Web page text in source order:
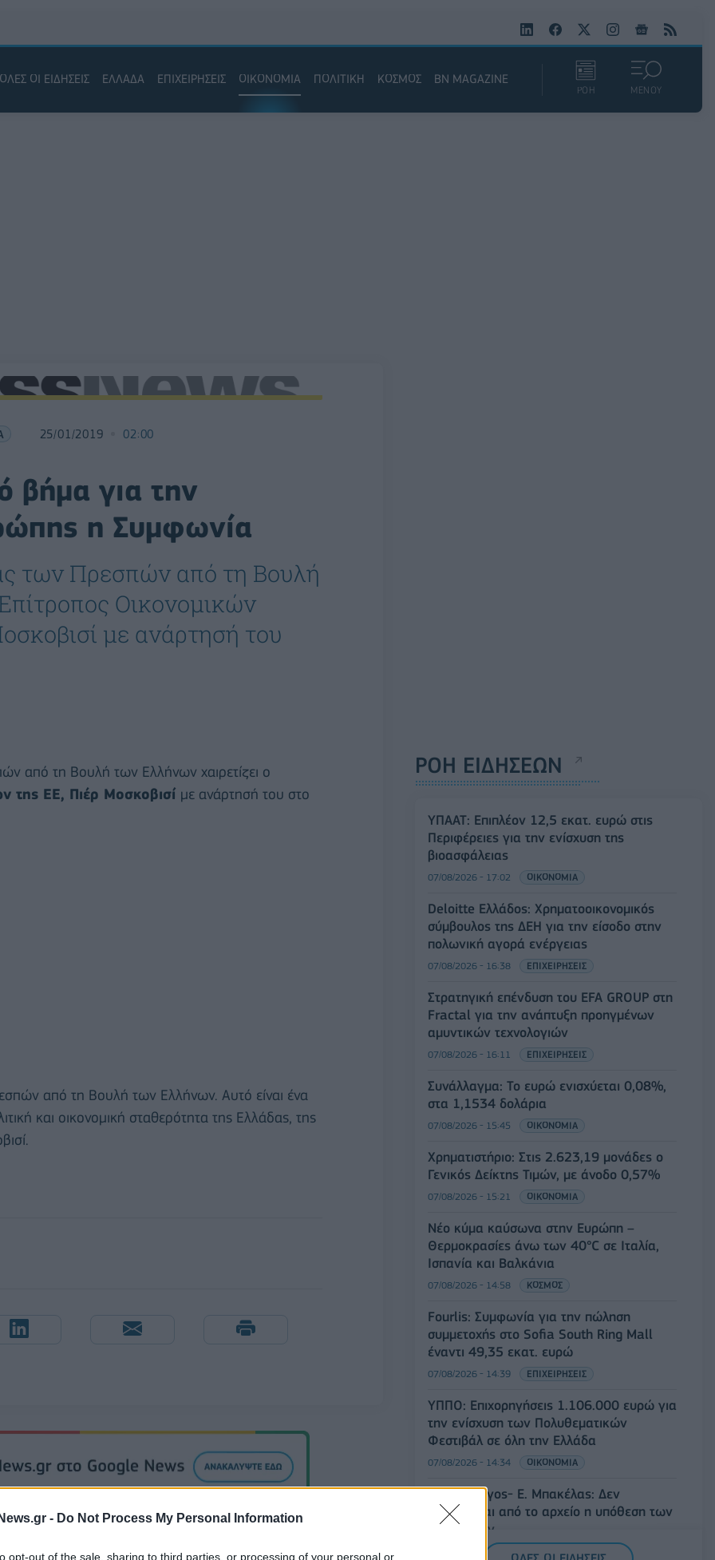
- Do Not Process My Personal Information
opt-out of the sale, sharing to third parties, or processing of your personal or
ΟΛΕΣ ΟΙ ΕΙΔΗΣΕΙΣ ΕΛΛΑΔΑ ΕΠΙΧΕΙΡΗΣΕΙΣ ΟΙΚΟΝΟΜΙΑ ΠΟΛΙΤΙΚΗ ΚΟΣΜΟΣ BN MAGAZINE
ΡΟΗ ΜΕΝΟΥ
25/01/2019 02:00
βήμα για την
η Συμφωνία
των Πρεσπών από τη Βουλή
Οικονομικών
με ανάρτησή του
από τη Βουλή των Ελλήνων χαιρετίζει o
της ΕΕ, Πιέρ Μοσκοβισί με ανάρτησή του στο
από τη Βουλή των Ελλήνων. Αυτό είναι ένα
και οικονομική σταθερότητα της Ελλάδας, της
ΡΟΗ ΕΙΔΗΣΕΩΝ
ΥΠΑΑΤ: Επιπλέον 12,5 εκατ. ευρώ στις
Περιφέρειες για την ενίσχυση της
βιοασφάλειας
07/08/2026 - 17:02 ΟΙΚΟΝΟΜΙΑ
Deloitte Ελλάδος: Χρηματοοικονομικός
σύμβουλος της ΔΕΗ για την είσοδο στην
πολωνική αγορά ενέργειας
07/08/2026 - 16:38 ΕΠΙΧΕΙΡΗΣΕΙΣ
Στρατηγική επένδυση του EFA GROUP στη
Fractal για την ανάπτυξη προηγμένων
αμυντικών τεχνολογιών
07/08/2026 - 16:11 ΕΠΙΧΕΙΡΗΣΕΙΣ
Συνάλλαγμα: Το ευρώ ενισχύεται 0,08%,
στα 1,1534 δολάρια
07/08/2026 - 15:45 ΟΙΚΟΝΟΜΙΑ
Χρηματιστήριο: Στις 2.623,19 μονάδες ο
Γενικός Δείκτης Τιμών, με άνοδο 0,57%
07/08/2026 - 15:21 ΟΙΚΟΝΟΜΙΑ
Νέο κύμα καύσωνα στην Ευρώπη –
Θερμοκρασίες άνω των 40°C σε Ιταλία,
Ισπανία και Βαλκάνια
07/08/2026 - 14:58 ΚΟΣΜΟΣ
Fourlis: Συμφωνία για την πώληση
συμμετοχής στο Sofia South Ring Mall
έναντι 49,35 εκατ. ευρώ
07/08/2026 - 14:39 ΕΠΙΧΕΙΡΗΣΕΙΣ
ΥΠΠΟ: Επιχορηγήσεις 1.106.000 ευρώ για
την ενίσχυση των Πολυθεματικών
Φεστιβάλ σε όλη την Ελλάδα
07/08/2026 - 14:34 ΟΙΚΟΝΟΜΙΑ
Άρειος Πάγος- Ε. Μπακέλας: Δεν
ανασύρεται από το αρχείο η υπόθεση των
υποκλοπών
07/08/2026 - 14:11 ΕΛΛΑΔΑ